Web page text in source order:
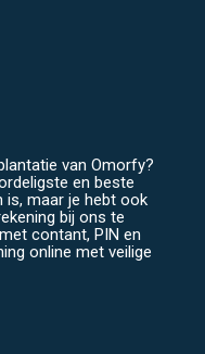
van Omorfy?
en beste
is, maar je hebt ook
bij ons te
contant, PIN en
online met veilige